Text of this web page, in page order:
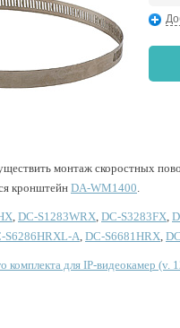
монтаж скоростных
кронштейн DA-WM1400.
, DC-S1283WRX, DC-S3283FX,
S6286HRXL-A, DC-S6681HRX,
комплекта для IP-видеокамер (v.